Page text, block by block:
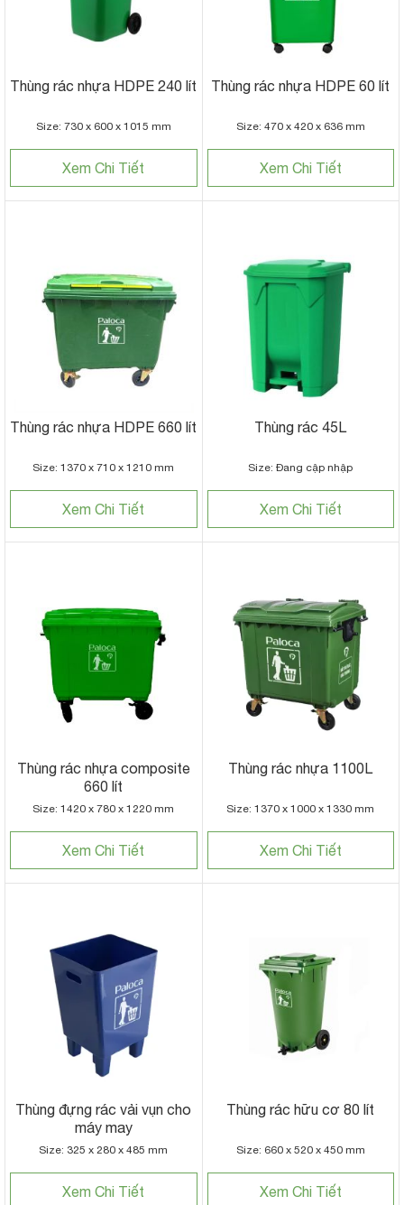
Thùng rác nhựa HDPE 240 lít
Size: 730 x 600 x 1015 mm
Xem Chi Tiết
Thùng rác nhựa HDPE 60 lít
Size: 470 x 420 x 636 mm
Xem Chi Tiết
Thùng rác nhựa HDPE 660 lít
Size: 1370 x 710 x 1210 mm
Xem Chi Tiết
Thùng rác 45L
Size: Đang cập nhập
Xem Chi Tiết
Thùng rác nhựa composite
660 lít
Size: 1420 x 780 x 1220 mm
Xem Chi Tiết
Thùng rác nhựa 1100L
Size: 1370 x 1000 x 1330 mm
Xem Chi Tiết
Thùng đựng rác vải vụn cho
máy may
Size: 325 x 280 x 485 mm
Xem Chi Tiết
Thùng rác hữu cơ 80 lít
Size: 660 x 520 x 450 mm
Xem Chi Tiết